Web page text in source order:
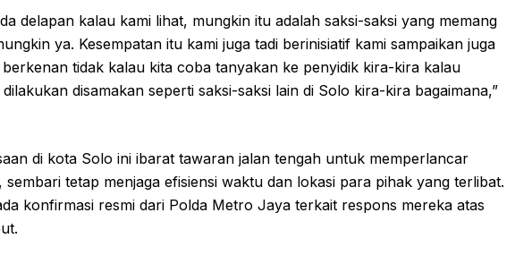
delapan kalau kami lihat, mungkin itu adalah saksi-saksi yang memang
ya. Kesempatan itu kami juga tadi berinisiatif kami sampaikan juga
tidak kalau kita coba tanyakan ke penyidik kira-kira kalau
disamakan seperti saksi-saksi lain di Solo kira-kira bagaimana,”
di kota Solo ini ibarat tawaran jalan tengah untuk memperlancar
sembari tetap menjaga efisiensi waktu dan lokasi para pihak yang terlibat.
konfirmasi resmi dari Polda Metro Jaya terkait respons mereka atas